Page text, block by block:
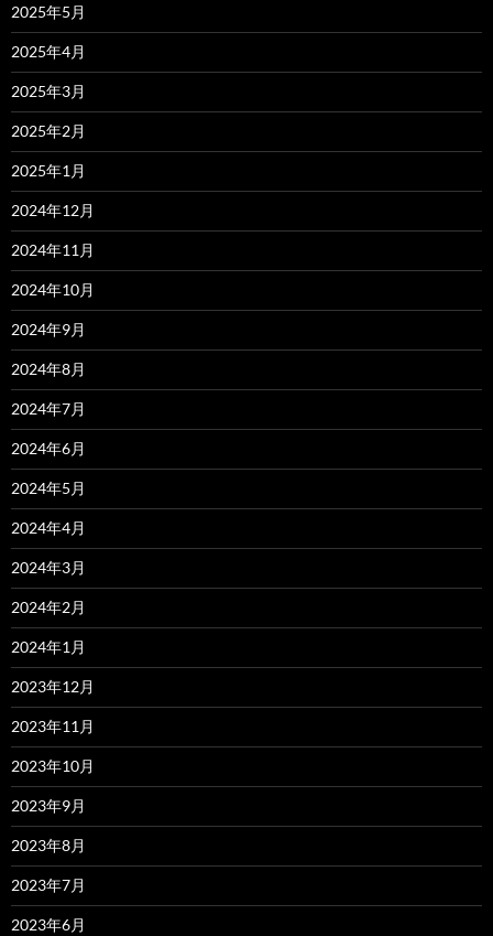
2025年5月
2025年4月
2025年3月
2025年2月
2025年1月
2024年12月
2024年11月
2024年10月
2024年9月
2024年8月
2024年7月
2024年6月
2024年5月
2024年4月
2024年3月
2024年2月
2024年1月
2023年12月
2023年11月
2023年10月
2023年9月
2023年8月
2023年7月
2023年6月